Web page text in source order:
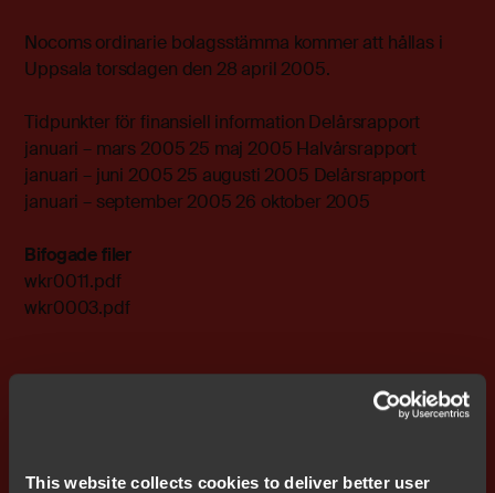
This website collects cookies to deliver better user
Nocoms ordinarie bolagsstämma kommer att hållas i
Uppsala torsdagen den 28 april 2005.
Tidpunkter för finansiell information Delårsrapport
januari – mars 2005 25 maj 2005 Halvårsrapport
januari – juni 2005 25 augusti 2005 Delårsrapport
januari – september 2005 26 oktober 2005
Bifogade filer
wkr0011.pdf
wkr0003.pdf